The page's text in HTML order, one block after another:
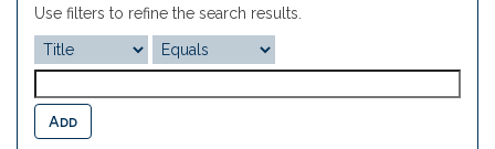
Use filters to refine the search results.